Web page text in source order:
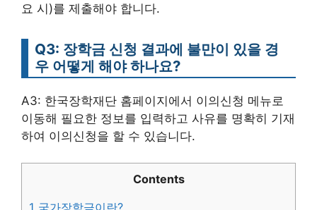
요 시)를 제출해야 합니다.
Q3: 장학금 신청 결과에 불만이 있을 경
우 어떻게 해야 하나요?
A3: 한국장학재단 홈페이지에서 이의신청 메뉴로
이동해 필요한 정보를 입력하고 사유를 명확히 기재
하여 이의신청을 할 수 있습니다.
Contents